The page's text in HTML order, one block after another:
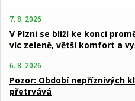
7. 8. 2026
V Plzni se blíží ke konci
víc zeleně, větší komfort a
6. 8. 2026
Pozor: Období nepříznivých
přetrvává